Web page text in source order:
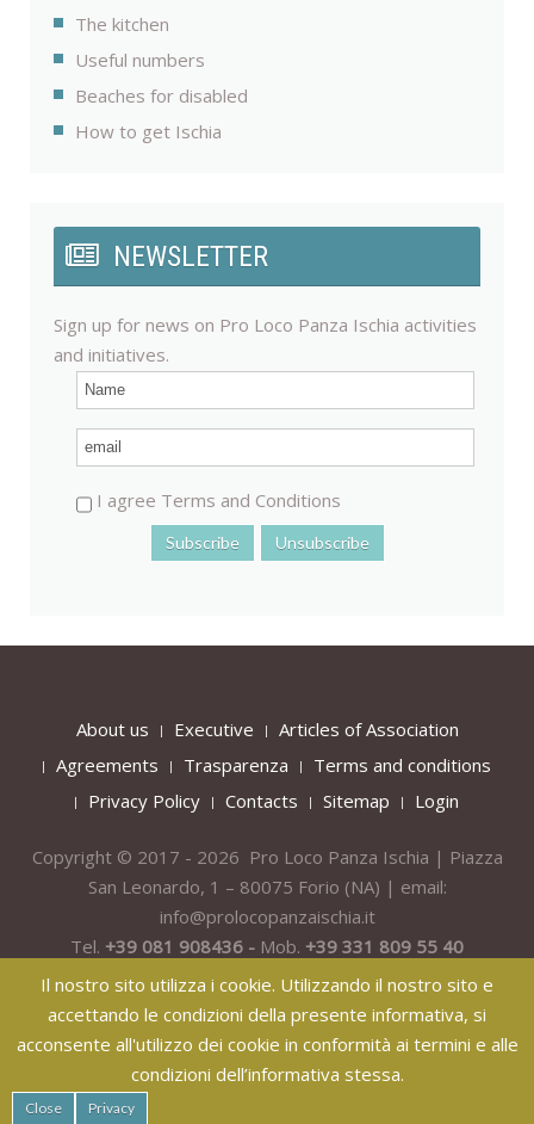
The kitchen
Useful numbers
Beaches for disabled
How to get Ischia
NEWSLETTER
Sign up for news on Pro Loco Panza Ischia activities
and initiatives.
I agree Terms and Conditions
About us Executive
Articles of Association
Agreements
Trasparenza
Terms and conditions
Privacy Policy
Contacts Sitemap Login
Copyright © 2017 - 2026 Pro Loco Panza Ischia | Piazza
San Leonardo, 1 – 80075 Forio (NA) | email:
info@prolocopanzaischia.it
Tel. +39 081 908436 - Mob. +39 331 809 55 40
Il nostro sito utilizza i cookie. Utilizzando il nostro sito e
accettando le condizioni della presente informativa, si
acconsente all'utilizzo dei cookie in conformità ai termini e alle
condizioni dell’informativa stessa.
Close Privacy
纸飞机下载纸飞机官网纸飞机官网下载纸飞机下载safew官网
safew下载
safew官网下载